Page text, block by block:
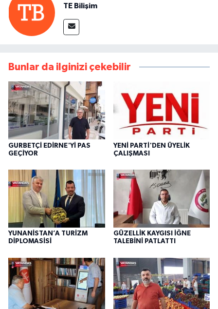
TE Bilişim
Bunlar da ilginizi çekebilir
GURBETÇİ EDİRNE'Yİ PAS
GEÇİYOR
YENİ PARTİ'DEN ÜYELİK
ÇALIŞMASI
YUNANİSTAN’A TURİZM
DİPLOMASİSİ
GÜZELLİK KAYGISI İĞNE
TALEBİNİ PATLATTI